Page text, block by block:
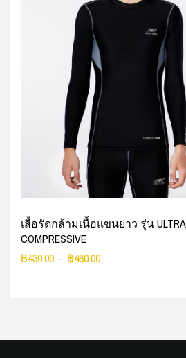
เสื้อรัดกล้ามเนื้อแขนยาว รุ่น ULTRA
COMPRESSIVE
฿430.00 – ฿460.00